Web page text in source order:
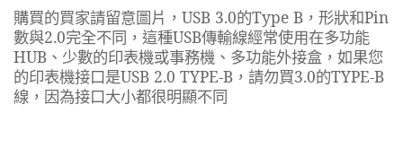
購買的買家請留意圖片， USB 3.0的Type B ，形狀和Pin
數與2.0完全不同，這種USB傳輸線經常使用在多功能
HUB 、少數的印表機或事務機、多功能外接盒，如果您
的印表機接口是USB 2.0 TYPE-B ，請勿買3.0的TYPE-B
線，因為接口大小都很明顯不同